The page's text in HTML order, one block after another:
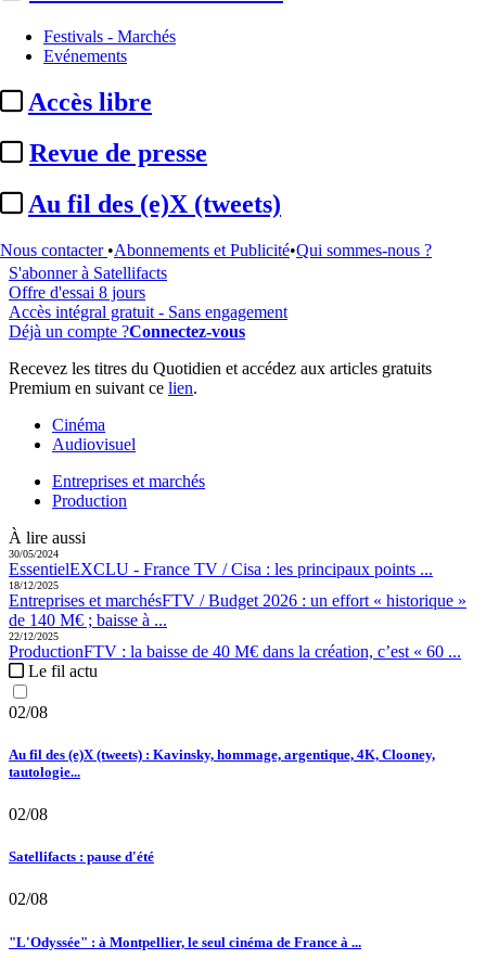
Festivals - Marchés
Evénements
Accès libre
Revue de presse
Au fil des (e)X (tweets)
Nous contacter •Abonnements et Publicité•Qui sommes-nous ?
...
Cet article est réservé à nos abonnés
Pour accéder à cet article, à l'ensemble du site, découvrez nos
S'abonner à Satellifacts
Offre d'essai 8 jours
Accès intégral gratuit - Sans engagement
Déjà un compte ?Connectez-vous
Recevez les titres du Quotidien et accédez aux articles gratuits
Premium en suivant ce lien.
Cinéma
Audiovisuel
Entreprises et marchés
Production
À lire aussi
30/05/2024
EssentielEXCLU - France TV / Cisa : les principaux points ...
18/12/2025
Entreprises et marchésFTV / Budget 2026 : un effort « historique »
de 140 M€ ; baisse à ...
22/12/2025
ProductionFTV : la baisse de 40 M€ dans la création, c’est « 60 ...
Le fil actu
02/08
Au fil des (e)X (tweets) : Kavinsky, hommage, argentique, 4K, Clooney,
tautologie...
02/08
Satellifacts : pause d'été
02/08
"L'Odyssée" : à Montpellier, le seul cinéma de France à ...